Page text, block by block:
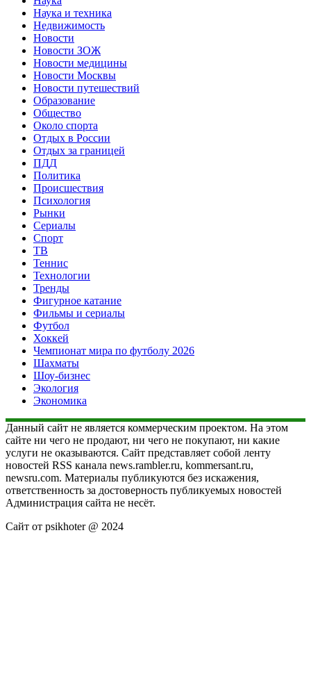
Наука и техника
Недвижимость
Новости
Новости ЗОЖ
Новости медицины
Новости Москвы
Новости путешествий
Образование
Общество
Около спорта
Отдых в России
Отдых за границей
ПДД
Политика
Происшествия
Психология
Рынки
Сериалы
Спорт
ТВ
Теннис
Технологии
Тренды
Фигурное катание
Фильмы и сериалы
Футбол
Хоккей
Чемпионат мира по футболу 2026
Шахматы
Шоу-бизнес
Экология
Экономика
Данный сайт не является коммерческим проектом. На этом
сайте ни чего не продают, ни чего не покупают, ни какие
услуги не оказываются. Сайт представляет собой ленту
новостей RSS канала news.rambler.ru, kommersant.ru,
newsru.com. Материалы публикуются без искажения,
ответственность за достоверность публикуемых новостей
Администрация сайта не несёт.
Сайт от psikhoter @ 2024